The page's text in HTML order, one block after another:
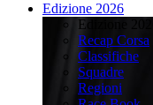
Edizione 2026
Edizione 2026
Recap Corsa
Classifiche
Squadre
Regioni